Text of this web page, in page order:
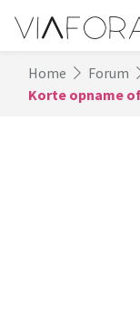
Home Forum
Korte opname